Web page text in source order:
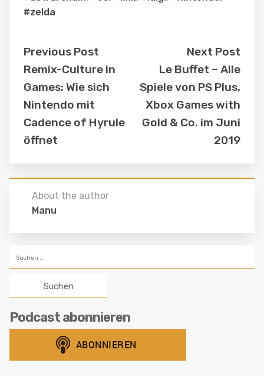
#zelda
Previous Post
Remix-Culture in
Games: Wie sich
Nintendo mit
Cadence of Hyrule
öffnet
Next Post
Le Buffet – Alle
Spiele von PS Plus,
Xbox Games with
Gold & Co. im Juni
2019
About the author
Manu
nach:
Podcast abonnieren